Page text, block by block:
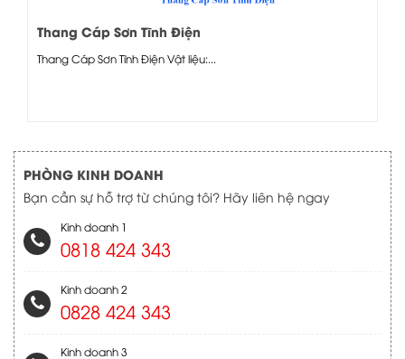
Thang Cáp Sơn Tĩnh Điện
Thang Cáp Sơn Tĩnh Điện Vật liệu:...
PHÒNG KINH DOANH
Bạn cần sự hỗ trợ từ chúng tôi? Hãy liên hệ ngay
Kinh doanh 1
0818 424 343
Kinh doanh 2
0828 424 343
Kinh doanh 3